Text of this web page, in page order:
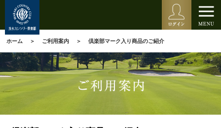
ホーム ご利用案内 倶楽部マーク入り商品のご紹介